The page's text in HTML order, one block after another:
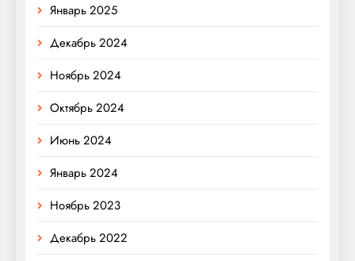
Январь 2025
Декабрь 2024
Ноябрь 2024
Октябрь 2024
Июнь 2024
Январь 2024
Ноябрь 2023
Декабрь 2022